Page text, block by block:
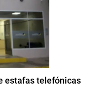
estafas telefónicas